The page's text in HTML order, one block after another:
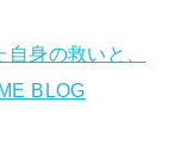
身の救いと、
BLOG